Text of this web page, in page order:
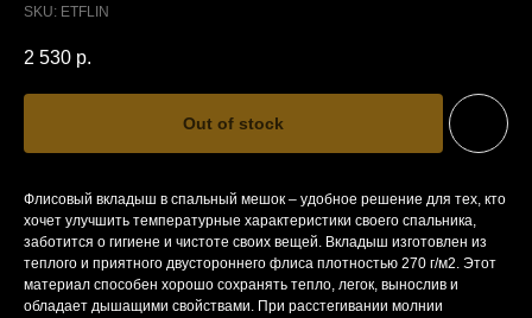
SKU: ETFLIN
2 530 р.
Out of stock
Флисовый вкладыш в спальный мешок – удобное решение для тех, кто
хочет улучшить температурные характеристики своего спальника,
заботится о гигиене и чистоте своих вещей. Вкладыш изготовлен из
теплого и приятного двустороннего флиса плотностью 270 г/м2. Этот
материал способен хорошо сохранять тепло, легок, вынослив и
обладает дышащими свойствами. При расстегивании молнии